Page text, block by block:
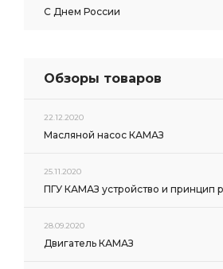
С Днем России
Обзоры товаров
22.12.2020
Масляной насос КАМАЗ
25.11.2020
ПГУ КАМАЗ устройство и принцип
28.09.2020
Двигатель КАМАЗ